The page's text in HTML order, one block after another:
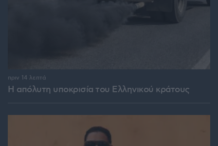
Η απόλυτη υποκρισία του Ελληνικού κράτους
πριν 14 λεπτά